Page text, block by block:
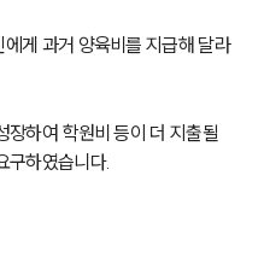
게 과거 양육비를 지급해 달라
장하여 학원비 등이 더 지출될
구하였습니다.